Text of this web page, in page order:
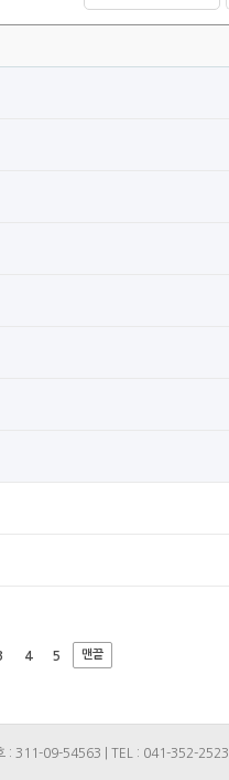
4 5 맨끝
: 311-09-54563 | TEL : 041-352-2523